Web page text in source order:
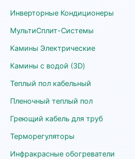
Инверторные Кондиционеры
МультиСплит-Системы
Камины Электрические
Камины с водой (3D)
Теплый пол кабельный
Пленочный теплый пол
Греющий кабель для труб
Терморегуляторы
Инфракрасные обогреватели